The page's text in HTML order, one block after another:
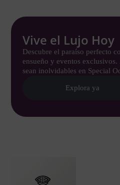
Vive el Lujo Hoy
Descubre el paraíso perfecto
ensueño y eventos
sean inolvidables en Special
Explora ya